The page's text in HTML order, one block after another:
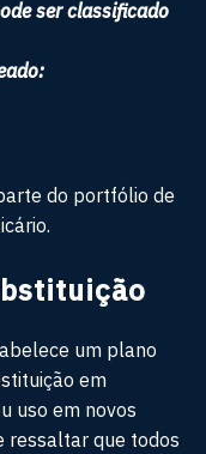
ser classificado
do portfólio de
um plano
em
uso em novos
ressaltar que todos